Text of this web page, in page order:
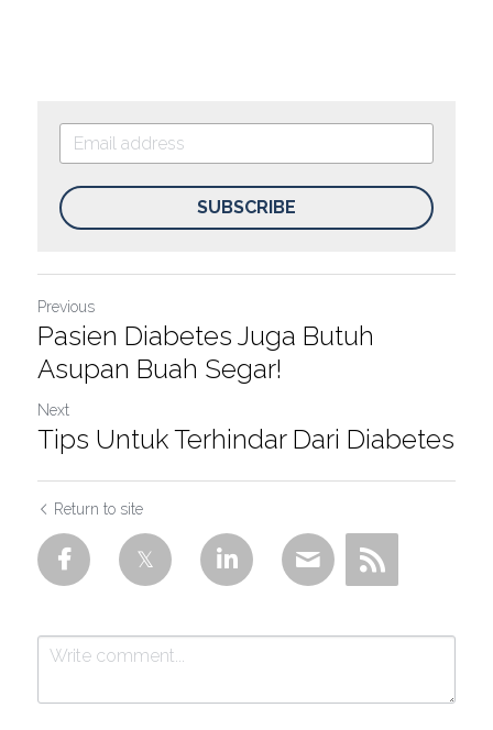
SUBSCRIBE
Previous
Pasien Diabetes Juga Butuh
Asupan Buah Segar!
Next
Tips Untuk Terhindar Dari Diabetes
Return to site